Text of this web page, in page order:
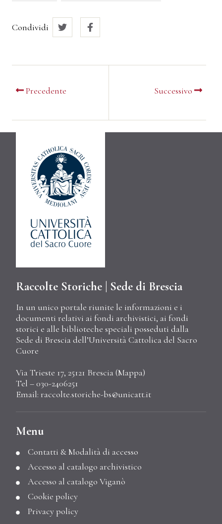
Condividi
Precedente Successivo
Raccolte Storiche | Sede di Brescia
In un unico portale riunite le informazioni e i
documenti relativi ai fondi archivistici, ai fondi
storici e alle biblioteche speciali posseduti dalla
Sede di Brescia dell’Università Cattolica del Sacro
Cuore
Via Trieste 17, 25121 Brescia (Mappa)
Tel – 030-2406251
Email: raccolte.storiche-bs@unicatt.it
Menu
Contatti & Modalità di accesso
Accesso al catalogo archivistico
Accesso al catalogo Viganò
Cookie policy
Privacy policy